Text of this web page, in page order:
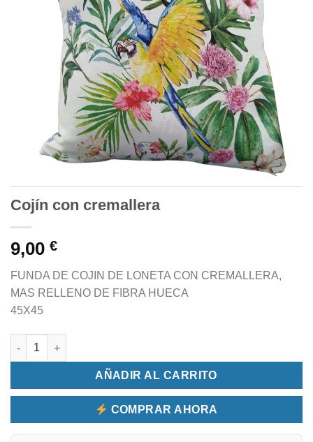
Cojín con cremallera
9,00 €
FUNDA DE COJIN DE LONETA CON CREMALLERA,
MAS RELLENO DE FIBRA HUECA
45X45
Cojín con cremallera cantidad
AÑADIR AL CARRITO
COMPRAR AHORA